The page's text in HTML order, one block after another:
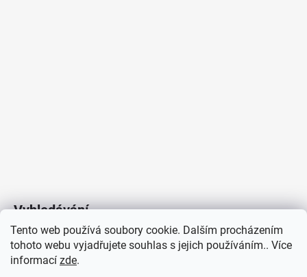
Tento web používá soubory cookie. Dalším procházením
tohoto webu vyjadřujete souhlas s jejich používáním.. Více
informací zde.
Vyhledávání
HLEDAT